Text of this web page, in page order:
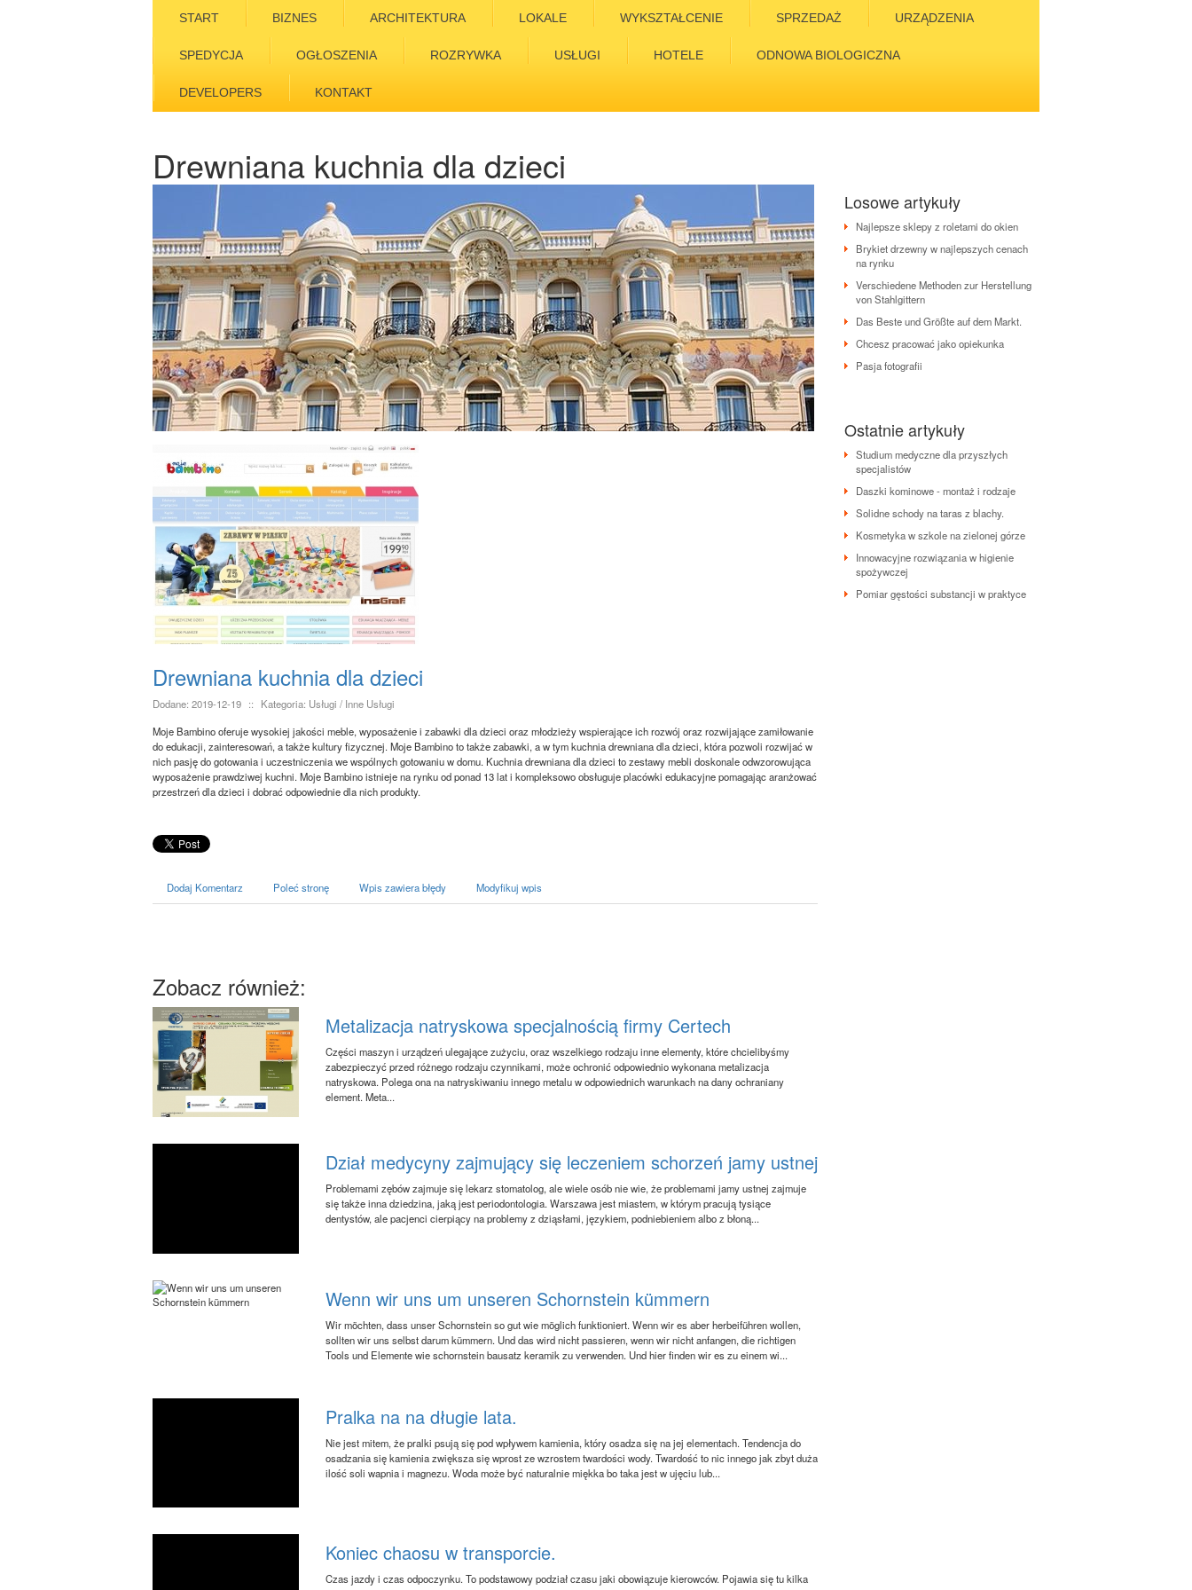
START BIZNES ARCHITEKTURA LOKALE WYKSZTAŁCENIE SPRZEDAŻ URZĄDZENIA
SPEDYCJA OGŁOSZENIA ROZRYWKA USŁUGI HOTELE ODNOWA BIOLOGICZNA
DEVELOPERS KONTAKT
Drewniana kuchnia dla dzieci
Drewniana kuchnia dla dzieci
Dodane: 2019-12-19 ::
Kategoria: Usługi / Inne Usługi
Moje Bambino oferuje wysokiej jakości meble, wyposażenie i zabawki dla dzieci oraz młodzieży wspierające ich rozwój oraz rozwijające zamiłowanie
do edukacji, zainteresowań, a także kultury fizycznej. Moje Bambino to także zabawki, a w tym kuchnia drewniana dla dzieci, która pozwoli rozwijać w
nich pasję do gotowania i uczestniczenia we wspólnych gotowaniu w domu. Kuchnia drewniana dla dzieci to zestawy mebli doskonale odwzorowująca
wyposażenie prawdziwej kuchni. Moje Bambino istnieje na rynku od ponad 13 lat i kompleksowo obsługuje placówki edukacyjne pomagając aranżować
przestrzeń dla dzieci i dobrać odpowiednie dla nich produkty.
Dodaj Komentarz Poleć stronę Wpis zawiera błędy Modyfikuj wpis
Zobacz również:
Metalizacja natryskowa specjalnością firmy Certech
Części maszyn i urządzeń ulegające zużyciu, oraz wszelkiego rodzaju inne elementy, które chcielibyśmy
zabezpieczyć przed różnego rodzaju czynnikami, może ochronić odpowiednio wykonana metalizacja
natryskowa. Polega ona na natryskiwaniu innego metalu w odpowiednich warunkach na dany ochraniany
element. Meta...
Dział medycyny zajmujący się leczeniem schorzeń jamy ustnej
Problemami zębów zajmuje się lekarz stomatolog, ale wiele osób nie wie, że problemami jamy ustnej zajmuje
się także inna dziedzina, jaką jest periodontologia. Warszawa jest miastem, w którym pracują tysiące
dentystów, ale pacjenci cierpiący na problemy z dziąsłami, językiem, podniebieniem albo z błoną...
Wenn wir uns um unseren Schornstein kümmern
Wir möchten, dass unser Schornstein so gut wie möglich funktioniert. Wenn wir es aber herbeiführen wollen,
sollten wir uns selbst darum kümmern. Und das wird nicht passieren, wenn wir nicht anfangen, die richtigen
Tools und Elemente wie schornstein bausatz keramik zu verwenden. Und hier finden wir es zu einem wi...
Pralka na na długie lata.
Nie jest mitem, że pralki psują się pod wpływem kamienia, który osadza się na jej elementach. Tendencja do
osadzania się kamienia zwiększa się wprost ze wzrostem twardości wody. Twardość to nic innego jak zbyt duża
ilość soli wapnia i magnezu. Woda może być naturalnie miękka bo taka jest w ujęciu lub...
Koniec chaosu w transporcie.
Czas jazdy i czas odpoczynku. To podstawowy podział czasu jaki obowiązuje kierowców. Pojawia się tu kilka
Losowe artykuły
Najlepsze sklepy z roletami do okien
Brykiet drzewny w najlepszych cenach
na rynku
Verschiedene Methoden zur Herstellung
von Stahlgittern
Das Beste und Größte auf dem Markt.
Chcesz pracować jako opiekunka
Pasja fotografii
Ostatnie artykuły
Studium medyczne dla przyszłych
specjalistów
Daszki kominowe - montaż i rodzaje
Solidne schody na taras z blachy.
Kosmetyka w szkole na zielonej górze
Innowacyjne rozwiązania w higienie
spożywczej
Pomiar gęstości substancji w praktyce